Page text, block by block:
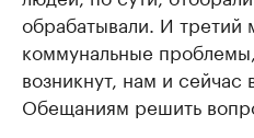
обрабатывали. И
коммунальные
возникнут, нам и сейчас
Обещаниям решить